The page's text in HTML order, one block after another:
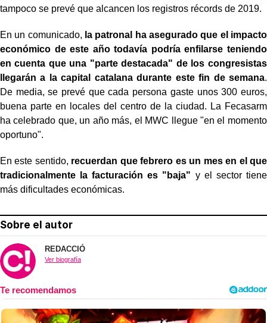
tampoco se prevé que alcancen los registros récords de 2019.
En un comunicado, la patronal ha asegurado que el impacto
económico de este año todavía podría enfilarse teniendo
en cuenta que una "parte destacada" de los congresistas
llegarán a la capital catalana durante este fin de semana.
De media, se prevé que cada persona gaste unos 300 euros,
buena parte en locales del centro de la ciudad. La Fecasarm
ha celebrado que, un año más, el MWC llegue "en el momento
oportuno".
En este sentido, recuerdan que febrero es un mes en el que
tradicionalmente la facturación es "baja" y el sector tiene
más dificultades económicas.
Sobre el autor
REDACCIÓ
Ver biografía